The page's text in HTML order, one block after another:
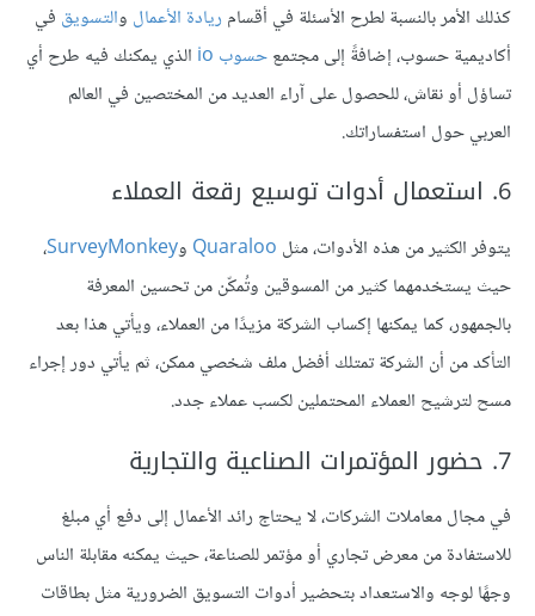
كذلك الأمر بالنسبة لطرح الأسئلة في أقسام ريادة الأعمال والتسويق في
أكاديمية حسوب، إضافةً إلى مجتمعحسوب io
الذي يمكنك فيه طرح أي
تساؤل أو نقاش، للحصول على آراء العديد من المختصين في العالم
العربي حول استفساراتك.
6. استعمال أدوات توسيع رقعة العملاء
يتوفر الكثير من هذه الأدوات، مثل Quaraloo وSurveyMonkey،
حيث يستخدمهما كثير من المسوقين وتُمكّن من تحسين المعرفة
بالجمهور، كما يمكنها إكساب الشركة مزيدًا من العملاء، ويأتي هذا بعد
التأكد من أن الشركة تمتلك أفضل ملف شخصي ممكن، ثم يأتي دور إجراء
مسح لترشيح العملاء المحتملين لكسب عملاء جدد.
7. حضور المؤتمرات الصناعية والتجارية
في مجال معاملات الشركات، لا يحتاج رائد الأعمال إلى دفع أي مبلغ
للاستفادة من معرض تجاري أو مؤتمر للصناعة، حيث يمكنه مقابلة الناس
وجهًا لوجه والاستعداد بتحضير أدوات التسويق الضرورية مثل بطاقات